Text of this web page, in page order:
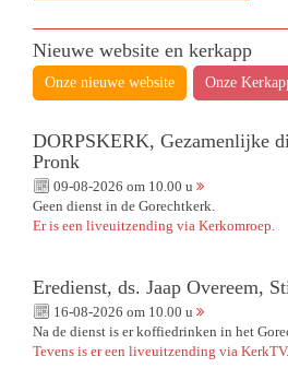
Nieuwe website en kerkapp
Onze nieuwe website Onze
DORPSKERK, Gezamenlijke
Pronk
09-08-2026 om 10.00 u
Geen dienst in de Gorechtkerk.
Er is een liveuitzending via Kerkomroep.
Eredienst, ds. Jaap Overeem,
16-08-2026 om 10.00 u
Na de dienst is er koffiedrinken in het
Tevens is er een liveuitzending via KerkTV.